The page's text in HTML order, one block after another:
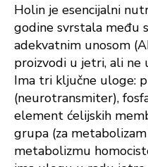
Holin je esencijalni
godine svrstala među
adekvatnim unosom
proizvodi u jetri, ali ne
Ima tri ključne uloge:
(neurotransmiter),
element ćelijskih
grupa (za
metabolizmu